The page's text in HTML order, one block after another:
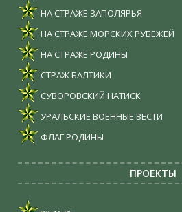
НА СТРАЖЕ ЗАПОЛЯРЬЯ
НА СТРАЖЕ МОРСКИХ РУБЕЖЕЙ
НА СТРАЖЕ РОДИНЫ
СТРАЖ БАЛТИКИ
СУВОРОВСКИЙ НАТИСК
УРАЛЬСКИЕ ВОЕННЫЕ ВЕСТИ
ФЛАГ РОДИНЫ
ПРОЕКТЫ